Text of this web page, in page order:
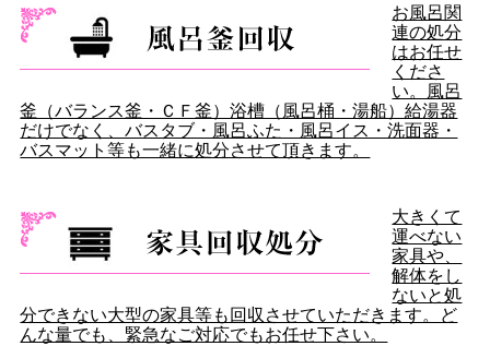
お風呂関
連の処分
はお任せ
くださ
い。風呂
釜（バランス釜・ＣＦ釜）浴槽（風呂桶・湯船）給湯器
だけでなく、バスタブ・風呂ふた・風呂イス・洗面器・
バスマット等も一緒に処分させて頂きます。
大きくて
運べない
家具や、
解体をし
ないと処
分できない大型の家具等も回収させていただきます。ど
んな量でも、緊急なご対応でもお任せ下さい。